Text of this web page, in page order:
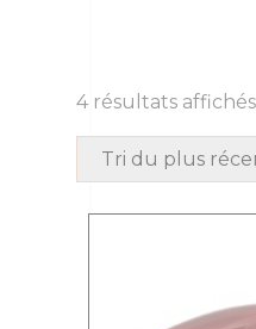
4 résultats affichés